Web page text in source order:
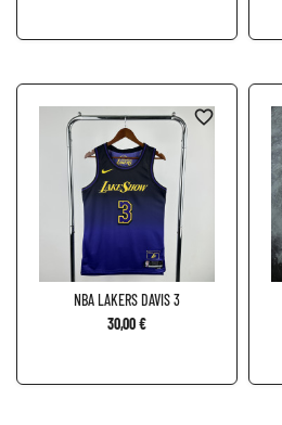
NBA LAKERS DAVIS 3
30,00 €
favorite_border